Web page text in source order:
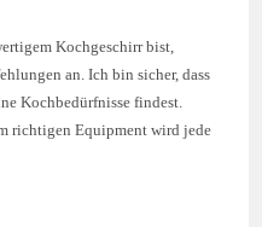
Kochgeschirr bist,
an. Ich bin sicher, dass
Kochbedürfnisse findest.
richtigen Equipment wird jede